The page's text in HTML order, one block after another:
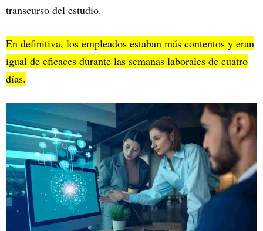
transcurso del estudio.
En definitiva, los empleados estaban más contentos y eran
igual de eficaces durante las semanas laborales de cuatro
días.